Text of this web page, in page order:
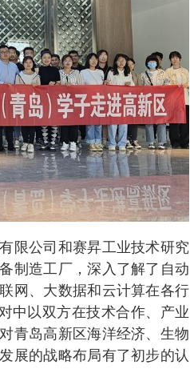
限公司和赛昇工业技术研究
制造工厂，深入了解了自动
网、大数据和云计算在各行
中以双方在技术合作、产业
青岛高新区海洋经济、生物
展的战略布局有了初步的认